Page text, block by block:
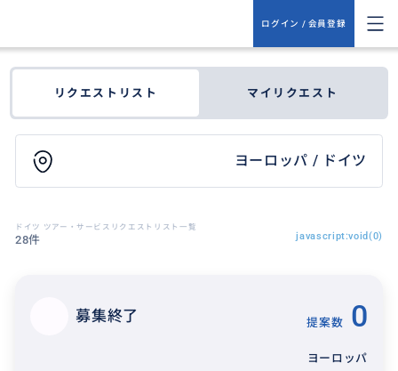
ログイン / 会員登録
リクエストリスト マイリクエスト
ヨーロッパ / ドイツ
ドイツ ツアー・サービスリクエストリスト一覧
28件 javascript:void(0)
募集終了 提案数 0
ヨーロッパ